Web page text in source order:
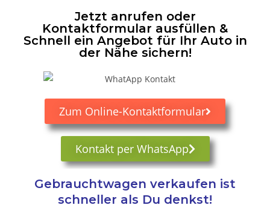
Jetzt anrufen oder
Kontaktformular ausfüllen &
Schnell ein Angebot für Ihr Auto in
der Nähe sichern!
Zum Online-Kontaktformular
Kontakt per WhatsApp
Gebrauchtwagen verkaufen ist
schneller als Du denkst!